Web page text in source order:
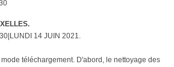
14 JUIN 2021.
téléchargement. D'abord, le nettoyage des